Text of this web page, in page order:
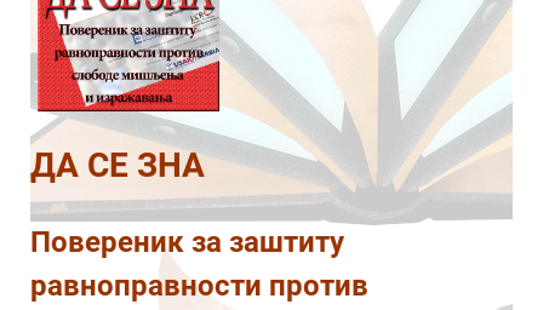
ДА СЕ ЗНА
Повереник за заштиту
равноправности против